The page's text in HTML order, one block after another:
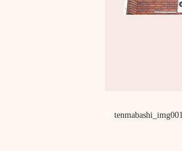
tenmabashi_img001